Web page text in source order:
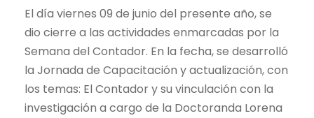
El día viernes 09 de junio del presente año, se
dio cierre a las actividades enmarcadas por la
Semana del Contador. En la fecha, se desarrolló
la Jornada de Capacitación y actualización, con
los temas: El Contador y su vinculación con la
investigación a cargo de la Doctoranda Lorena